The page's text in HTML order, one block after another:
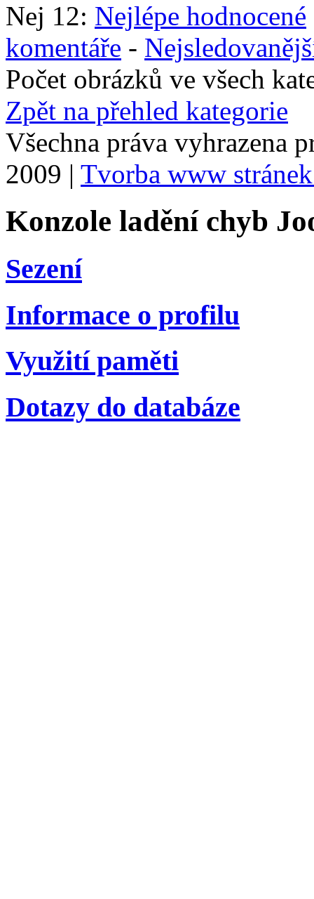
Nej 12: Nejlépe hodnocené
komentáře -
Počet obrázků ve všech
Zpět na přehled kategorie
Všechna práva vyhrazena
2009 | Tvorba www
Konzole ladění chyb
Sezení
Informace o profilu
Využití paměti
Dotazy do databáze